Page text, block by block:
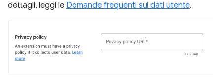
dettagli, leggi le Domande frequenti sui dati utente.